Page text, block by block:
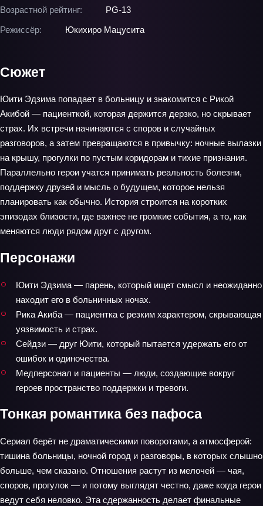
Возрастной рейтинг:
PG-13
Режиссёр:
Юкихиро Мацусита
Сюжет
Юити Эдзима попадает в больницу и знакомится с Рикой
Акибой — пациенткой, которая держится дерзко, но скрывает
страх. Их встречи начинаются с споров и случайных
разговоров, а затем превращаются в привычку: ночные вылазки
на крышу, прогулки по пустым коридорам и тихие признания.
Параллельно герои учатся принимать реальность болезни,
поддержку друзей и мысль о будущем, которое нельзя
планировать как обычно. История строится на коротких
эпизодах близости, где важнее не громкие события, а то, как
меняются люди рядом друг с другом.
Персонажи
Юити Эдзима — парень, который ищет смысл и неожиданно
находит его в больничных ночах.
Рика Акиба — пациентка с резким характером, скрывающая
уязвимость и страх.
Сейдзи — друг Юити, который пытается удержать его от
ошибок и одиночества.
Медперсонал и пациенты — люди, создающие вокруг
героев пространство поддержки и тревоги.
Тонкая романтика без пафоса
Сериал берёт не драматическими поворотами, а атмосферой:
тишина больницы, ночной город и разговоры, в которых слышно
больше, чем сказано. Отношения растут из мелочей — чая,
споров, прогулок — и потому выглядят честно, даже когда герои
ведут себя неловко. Эта сдержанность делает финальные